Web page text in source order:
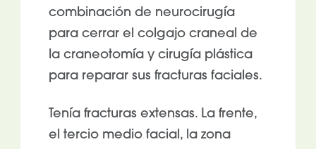
combinación de neurocirugía
para cerrar el colgajo craneal de
la craneotomía y cirugía plástica
para reparar sus fracturas faciales.
Tenía fracturas extensas. La frente,
el tercio medio facial, la zona